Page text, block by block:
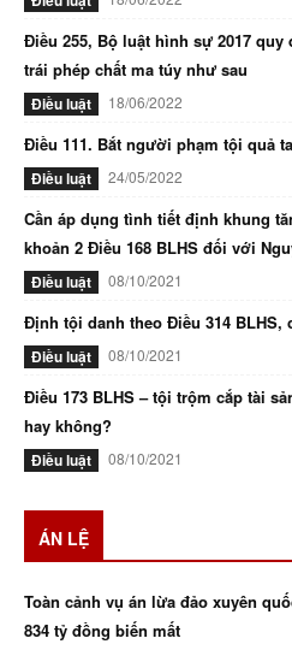
Điều 255, Bộ luật hình sự 2017
trái phép chất ma túy như sau
Điều luật 18/06/2022
Điều 111. Bắt người phạm tội quả
Điều luật 24/05/2022
Cần áp dụng tình tiết định khung
khoản 2 Điều 168 BLHS đối với
Điều luật 08/10/2021
Định tội danh theo Điều 314 BLHS,
Điều luật 08/10/2021
Điều 173 BLHS – tội trộm cắp tài
hay không?
Điều luật 08/10/2021
ÁN LỆ
Toàn cảnh vụ án lừa đảo xuyên
834 tỷ đồng biến mất